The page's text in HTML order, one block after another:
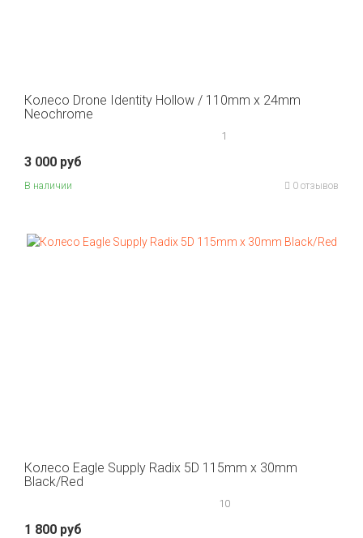
Колесо Drone Identity Hollow / 110mm x 24mm
Neochrome
1
3 000 руб
В наличии 0 отзывов
Колесо Eagle Supply Radix 5D 115mm x 30mm
Black/Red
10
1 800 руб